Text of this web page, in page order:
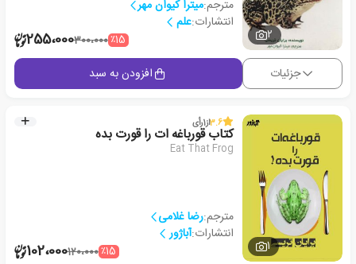
2
مترجم:میترا کیوان مهر
انتشارات:علم
٪15300،000255،000
جزئیات افزودن به سبد
1
3.6از1رأی
کتاب قورباغه ات را قورت بده
Eat That Frog
مترجم:رضا غلامی
انتشارات:آباژور
٪15120،000102،000